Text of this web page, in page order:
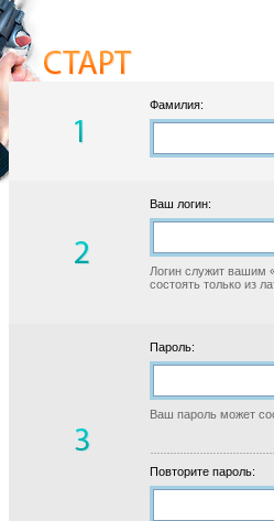
Фамилия:
Ваш логин:
Логин служит вашим
состоять только из
Пароль:
Ваш пароль может
Повторите пароль: